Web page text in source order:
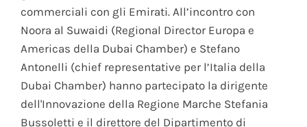
commerciali con gli Emirati. All’incontro con
Noora al Suwaidi (Regional Director Europa e
Americas della Dubai Chamber) e Stefano
Antonelli (chief representative per l’Italia della
Dubai Chamber) hanno partecipato la dirigente
dell'Innovazione della Regione Marche Stefania
Bussoletti e il direttore del Dipartimento di